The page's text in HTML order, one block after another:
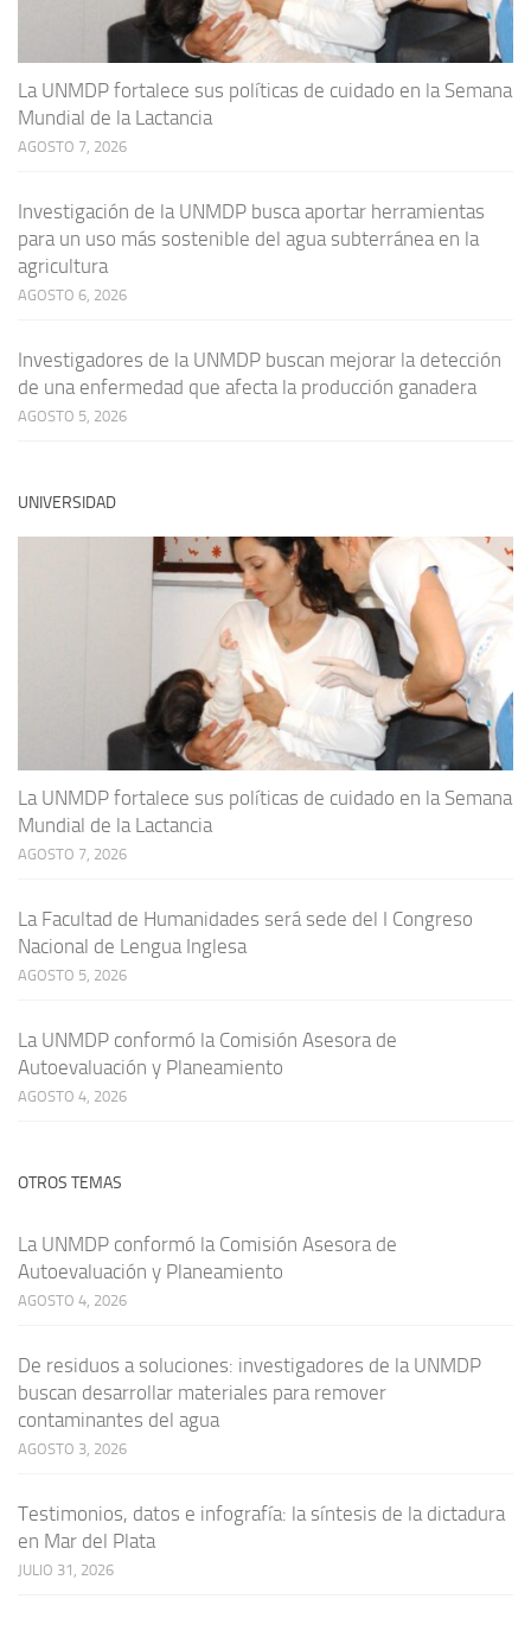
La UNMDP fortalece sus políticas de cuidado en la Semana
Mundial de la Lactancia
AGOSTO 7, 2026
Investigación de la UNMDP busca aportar herramientas
para un uso más sostenible del agua subterránea en la
agricultura
AGOSTO 6, 2026
Investigadores de la UNMDP buscan mejorar la detección
de una enfermedad que afecta la producción ganadera
AGOSTO 5, 2026
UNIVERSIDAD
La UNMDP fortalece sus políticas de cuidado en la Semana
Mundial de la Lactancia
AGOSTO 7, 2026
La Facultad de Humanidades será sede del I Congreso
Nacional de Lengua Inglesa
AGOSTO 5, 2026
La UNMDP conformó la Comisión Asesora de
Autoevaluación y Planeamiento
AGOSTO 4, 2026
OTROS TEMAS
La UNMDP conformó la Comisión Asesora de
Autoevaluación y Planeamiento
AGOSTO 4, 2026
De residuos a soluciones: investigadores de la UNMDP
buscan desarrollar materiales para remover
contaminantes del agua
AGOSTO 3, 2026
Testimonios, datos e infografía: la síntesis de la dictadura
en Mar del Plata
JULIO 31, 2026